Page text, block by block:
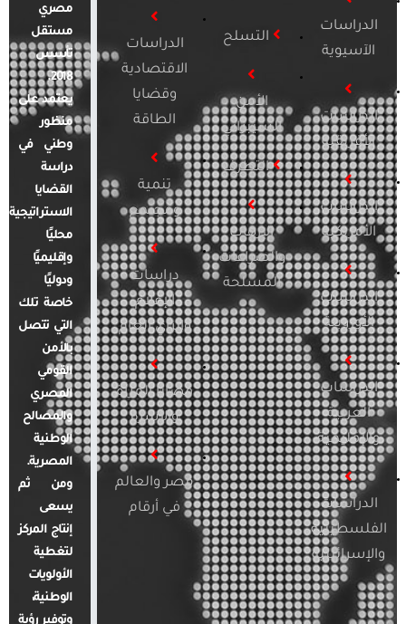
الدراسات
الآسيوية
الدراسات
الأفريقية
الدراسات
الأمريكية
الدراسات
الأوروبية
الدراسات
العربية
والإقليمية
الدراسات
الفلسطينية
والإسرائيلية
التسلح
الأمن
السيبراني
التطرف
الإرهاب
والصراعات
المسلحة
الدراسات
الاقتصادية
وقضايا
الطاقة
تنمية
ومجتمع
دراسات
الإعلام
والرأي العام
قضايا المرأة
والأسرة
مصر والعالم
في أرقام
مصري
مستقل
تأسس
2018.
يعتمد على
منظور
وطني في
دراسة
القضايا
الاستراتيجية
محليًا
وإقليميًا
ودوليًا
خاصة تلك
التي تتصل
بالأمن
القومي
المصري
والمصالح
الوطنية
المصرية.
ومن ثم
يسعى
إنتاج المركز
لتغطية
الأولويات
الوطنية،
وتوفير رؤية